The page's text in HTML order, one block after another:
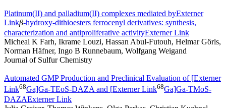
Platinum(II) and palladium(II) complexes mediated byExterner
Linkβ-hydroxy-dithioesters ferrocenyl derivatives: synthesis,
characterization and antiproliferative activityExterner Link
Micheal K Farh, Ikrame Louzi, Hassan Abul-Futouh, Helmar Görls,
Norman Häfner, Ingo B Runnebaum, Wolfgang Weigand
Journal of Sulfur Chemistry
Automated GMP Production and Preclinical Evaluation of [Externer
Link68Ga]Ga-TEoS-DAZA and [Externer Link68Ga]Ga-TMoS-
DAZAExterner Link